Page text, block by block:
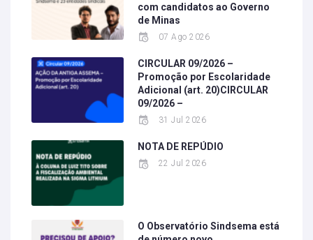
com candidatos ao Governo
de Minas
07 Ago 2026
CIRCULAR 09/2026 –
Promoção por Escolaridade
Adicional (art. 20)CIRCULAR
09/2026 –
31 Jul 2026
NOTA DE REPÚDIO
22 Jul 2026
O Observatório Sindsema está